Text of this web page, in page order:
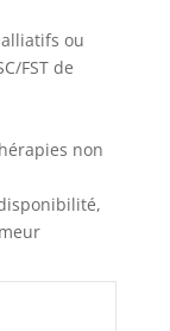
ou
FST de
non